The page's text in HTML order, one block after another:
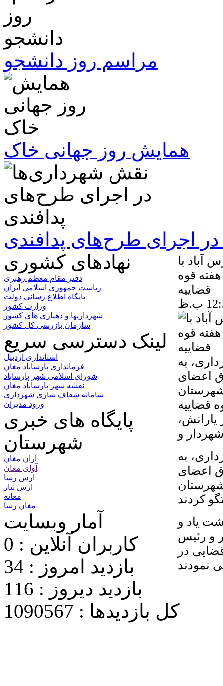
مراسم روز دانشجو
همایش روز جهانی خاک
اجرای طرح‌های پدافندی
آباد با
قوه
قضاییه
به
اعضای
قضاییه
شهید بهشتی و ۷۲ تن از یارانش،
به
اعضای
یاد و
شهردار و رئیس
در
نهادهای کشوری
دفتر مقام معظم رهبری
ریاست جمهوری اسلامی ایران
پایگاه اطلاع رسانی دولت
وزارت کشور
شهرداریها و دهیاری های کشور
سازمان بازرسی کل کشور
لینک دسترسی سریع
استانداری اردبیل
فرمانداری پارساباد مغان
شورای اسلامی شهر پارساباد
نقشه شهر پارساباد مغان
سامانه شفاف سازی شهرداری
ورود مدیران
پایگاه های خبری
شهرستان
آران مغان
آوای مغان
ارس رسا
ارس تبار
مغانه
مغان رسا
آمار وبسایت
کاربران آنلاین : 0
بازدید امروز : 34
بازدید دیروز : 116
کل بازدیدها : 1090567